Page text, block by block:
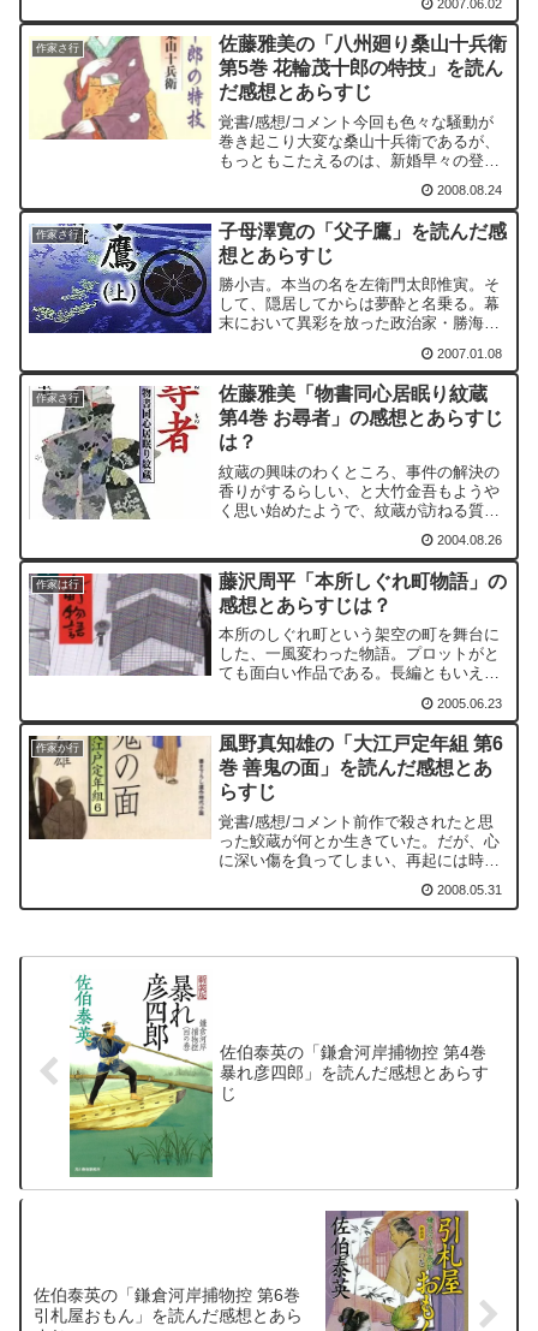
を乱すものとして水野忠邦による天保の
改革によって、江戸追放となり、各地を
流転する。これを審議し...
2007.06.02
作家さ行
佐藤雅美の「八州廻り桑山十兵衛
第5巻 花輪茂十郎の特技」を読ん
だ感想とあらすじ
覚書/感想/コメント今回も色々な騒動が
巻き起こり大変な桑山十兵衛であるが、
もっともこたえるのは、新婚早々の登勢
体なぜ？最近では「桑山に過ぎたるもの
二つあり、大業物に上総の女房」と言わ
れるようになった。大業...
2008.08.24
作家さ行
子母澤寛の「父子鷹」を読んだ感
想とあらすじ
勝小吉。本当の名を左衛門太郎惟寅。そ
して、隠居してからは夢酔と名乗る。幕
末において異彩を放った政治家・勝海舟
て「おとこ鷹」「勝海舟」がある。2007.01.08
作家さ行
佐藤雅美「物書同心居眠り紋蔵
第4巻 お尋者」の感想とあらすじ
は？
紋蔵の興味のわくところ、事件の解決の
香りがするらしい、と大竹金吾もようや
く思い始めたようで、紋蔵が訪ねる質問
身の勘所も悪くないのではないかと、紋
蔵は思ってきているようにも感じます。
そこはそこ、高くなった鼻...
2004.08.26
作家は行
藤沢周平「本所しぐれ町物語」の
感想とあらすじは？
本所のしぐれ町という架空の町を舞台に
した、一風変わった物語。プロットがと
ても面白い作品である。長編ともいえ、
2005.06.23
作家か行
風野真知雄の「大江戸定年組 第6
巻 善鬼の面」を読んだ感想とあ
らすじ
覚書/感想/コメント前作で殺されたと思
った鮫蔵が何とか生きていた。だが、心
に深い傷を負ってしまい、再起には時間
で語られる。鮫蔵はかつて神谷久馬とい
2008.05.31
佐伯泰英の「鎌倉河岸捕物控 第4巻
暴れ彦四郎」を読んだ感想とあらす
じ
佐伯泰英の「鎌倉河岸捕物控 第6巻
引札屋おもん」を読んだ感想とあら